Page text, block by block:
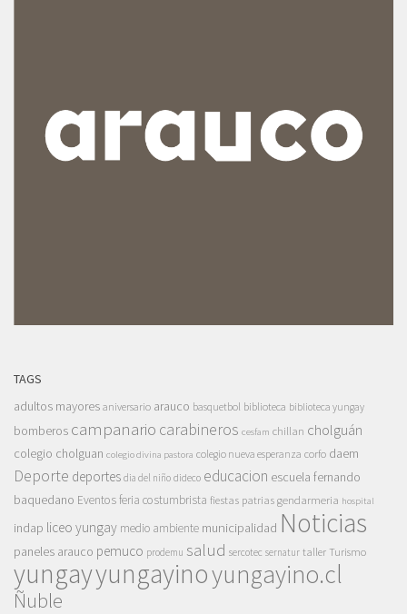
TAGS
adultos mayores aniversario arauco basquetbol biblioteca biblioteca yungay
bomberos campanario carabineros cesfam chillan cholguán
colegio cholguan colegio divina pastora colegio nueva esperanza corfo daem
Deporte deportes dia del niño dideco educacion escuela fernando
baquedano Eventosferia costumbrista fiestas patrias gendarmeria hospital
indap liceo yungay medio ambiente municipalidad Noticias
paneles arauco pemuco prodemu salud sercotec sernatur taller Turismo
yungayyungayinoyungayino.cl
Ñuble